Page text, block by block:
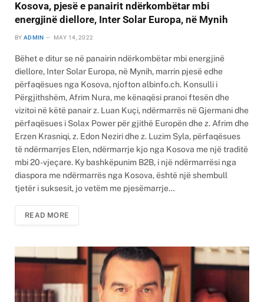
Kosova, pjesë e panairit ndërkombëtar mbi
energjinë diellore, Inter Solar Europa, në Mynih
BY ADMIN MAY 14, 2022
Bëhet e ditur se në panairin ndërkombëtar mbi energjinë
diellore, Inter Solar Europa, në Mynih, marrin pjesë edhe
përfaqësues nga Kosova, njofton albinfo.ch. Konsulli i
Përgjithshëm, Afrim Nura, me kënaqësi pranoi ftesën dhe
vizitoi në këtë panair z. Luan Kuçi, ndërmarrës në Gjermani dhe
përfaqësues i Solax Power për gjithë Europën dhe z. Afrim dhe
Erzen Krasniqi, z. Edon Neziri dhe z. Luzim Syla, përfaqësues
të ndërmarrjes Elen, ndërmarrje kjo nga Kosova me një traditë
mbi 20-vjeçare. Ky bashkëpunim B2B, i një ndërmarrësi nga
diaspora me ndërmarrës nga Kosova, është një shembull
tjetër i suksesit, jo vetëm me pjesëmarrje…
READ MORE